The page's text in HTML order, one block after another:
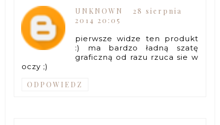
UNKNOWN
28 sierpnia
2014 20:05
pierwsze widze ten produkt
:) ma bardzo ładną szatę
graficzną od razu rzuca sie w
oczy ;)
ODPOWIEDZ